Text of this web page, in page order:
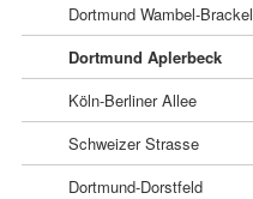
Dortmund Wambel-Brackel
Dortmund Aplerbeck
Köln-Berliner Allee
Schweizer Strasse
Dortmund-Dorstfeld